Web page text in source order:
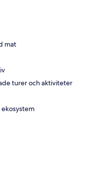
mat
turer och aktiviteter